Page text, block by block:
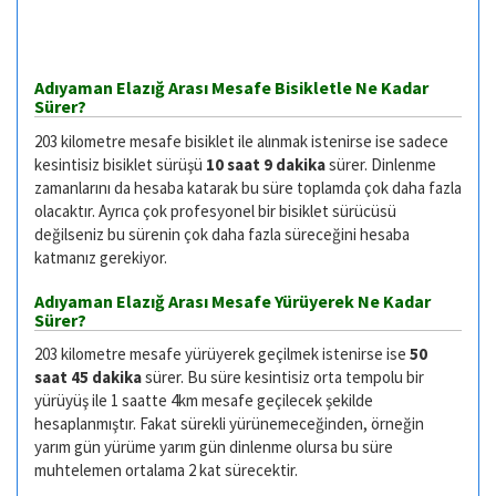
Adıyaman Elazığ Arası Mesafe Bisikletle Ne Kadar
Sürer?
203 kilometre mesafe bisiklet ile alınmak istenirse ise sadece
kesintisiz bisiklet sürüşü 10 saat 9 dakikasürer. Dinlenme
zamanlarını da hesaba katarak bu süre toplamda çok daha fazla
olacaktır. Ayrıca çok profesyonel bir bisiklet sürücüsü
değilseniz bu sürenin çok daha fazla süreceğini hesaba
katmanız gerekiyor.
Adıyaman Elazığ Arası Mesafe Yürüyerek Ne Kadar
Sürer?
203 kilometre mesafe yürüyerek geçilmek istenirse ise 50
saat 45 dakikasürer. Bu süre kesintisiz orta tempolu bir
yürüyüş ile 1 saatte 4km mesafe geçilecek şekilde
hesaplanmıştır. Fakat sürekli yürünemeceğinden, örneğin
yarım gün yürüme yarım gün dinlenme olursa bu süre
muhtelemen ortalama 2 kat sürecektir.